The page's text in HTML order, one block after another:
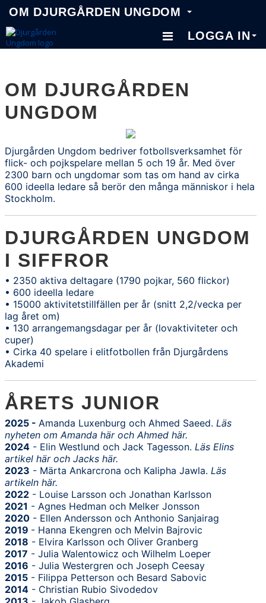
OM DJURGÅRDEN UNGDOM
LOGGA IN
KNATTESKOLA 5-6 ÅR
BARNFOTBOLL 7-12 ÅR
AKADEMI & LAG 2
ANLÄGGNINGAR
OM DJURGÅRDEN
UNGDOM
Djurgården Ungdom bedriver fotbollsverksamhet för
flick- och pojkspelare mellan 5 och 19 år. Med över
2300 barn och ungdomar som tas om hand av cirka
600 ideella ledare så berör den många människor i hela
Stockholm.
DJURGÅRDEN UNGDOM
I SIFFROR
• 2350 aktiva deltagare (1790 pojkar, 560 flickor)
• 600 ideella ledare
• 15000 aktivitetstillfällen per år (snitt 2,2/vecka per
lag året om)
• 130 arrangemangsdagar per år (lovaktiviteter och
cuper)
• Cirka 40 spelare i elitfotbollen från Djurgårdens
Akademi
ÅRETS JUNIOR
2025 - Amanda Luxenburg och Ahmed Saeed. Läs
nyheten om Amanda häroch Ahmed här.
2024 - Elin Westlund och Jack Tagesson. Läs Elins
artikel häroch Jacks här.
2023 - Märta Ankarcrona och Kalipha Jawla. Läs
artikeln här.
2022 - Louise Larsson och Jonathan Karlsson
2021 - Agnes Hedman och Melker Jonsson
2020 - Ellen Andersson och Anthonio Sanjairag
2019 - Hanna Ekengren och Melvin Bajrovic
2018 - Elvira Karlsson och Oliver Granberg
2017 - Julia Walentowicz och Wilhelm Loeper
2016 - Julia Westergren och Joseph Ceesay
2015 - Filippa Petterson och Besard Sabovic
2014 - Christian Rubio Sivodedov